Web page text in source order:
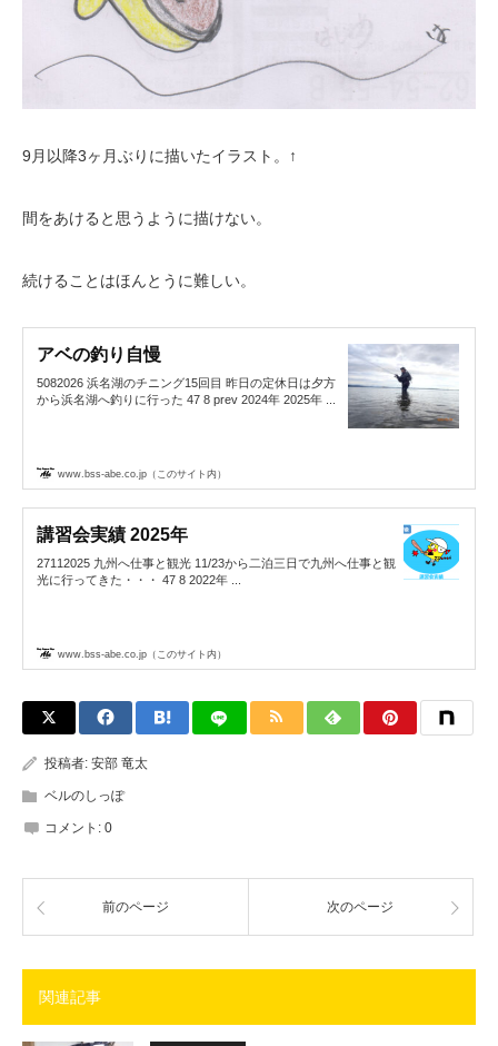
9月以降3ヶ月ぶりに描いたイラスト。↑
間をあけると思うように描けない。
続けることはほんとうに難しい。
アベの釣り自慢
5082026 浜名湖のチニング15回目 昨日の定休日は夕方
から浜名湖へ釣りに行った 47 8 prev 2024年 2025年 ...
www.bss-abe.co.jp（このサイト内）
講習会実績 2025年
27112025 九州へ仕事と観光 11/23から二泊三日で九州へ仕事と観
光に行ってきた・・・ 47 8 2022年 ...
www.bss-abe.co.jp（このサイト内）
投稿者: 安部 竜太
ベルのしっぽ
コメント: 0
前のページ 次のページ
関連記事